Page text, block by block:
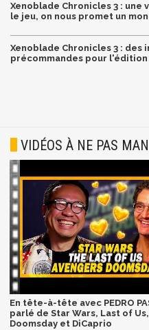
Xenoblade Chronicles 3 :
le jeu, on nous promet un
Xenoblade Chronicles 3 :
précommandes pour
VIDÉOS À NE PAS
En tête-à-tête avec PEDRO
parlé de Star Wars, Last of
Doomsday et DiCaprio